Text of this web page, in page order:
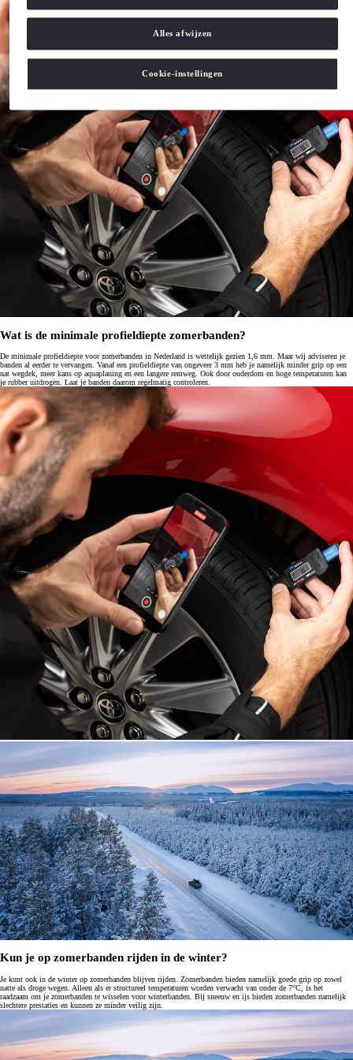
Wat is de minimale profieldiepte zomerbanden?
De minimale profieldiepte voor zomerbanden in Nederland is wettelijk gezien 1,6 mm. Maar wij adviseren je
banden al eerder te vervangen. Vanaf een profieldiepte van ongeveer 3 mm heb je namelijk minder grip op een
nat wegdek, meer kans op aquaplaning en een langere remweg. Ook door ouderdom en hoge temperaturen kan
je rubber uitdrogen. Laat je banden daarom regelmatig controleren.
Kun je op zomerbanden rijden in de winter?
Je kunt ook in de winter op zomerbanden blijven rijden. Zomerbanden bieden namelijk goede grip op zowel
natte als droge wegen. Alleen als er structureel temperaturen worden verwacht van onder de 7°C, is het
raadzaam om je zomerbanden te wisselen voor winterbanden. Bij sneeuw en ijs bieden zomerbanden namelijk
slechtere prestaties en kunnen ze minder veilig zijn.
Cookie-instellingen
Alles afwijzen